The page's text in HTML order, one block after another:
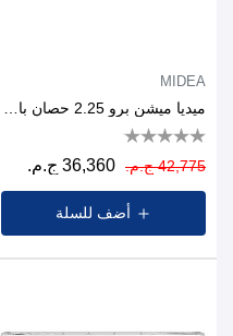
MIDEA
42,775 ج.م. 36,360 ج.م.
أضف للسلة